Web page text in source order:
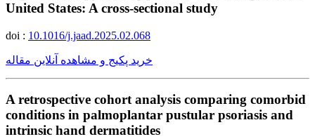
United States: A cross-sectional study
doi : 10.1016/j.jaad.2025.02.068
خرید پکیج و مشاهده آنلاین مقاله
A retrospective cohort analysis comparing comorbid
conditions in palmoplantar pustular psoriasis and
intrinsic hand dermatitides